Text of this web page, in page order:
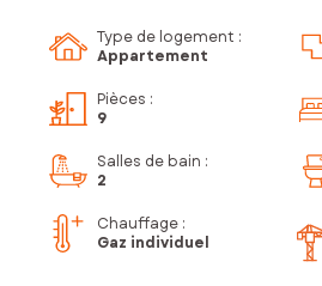
Type de logement :
Appartement
Pièces :
9
Salles de bain :
2
Chauffage :
Gaz individuel